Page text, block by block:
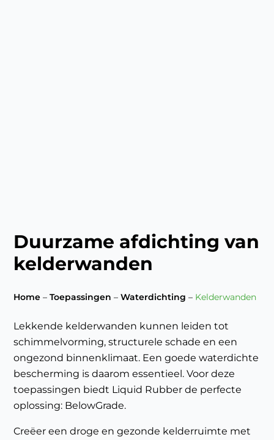
Duurzame afdichting van
kelderwanden
Home –Toepassingen –Waterdichting – Kelderwanden
Lekkende kelderwanden kunnen leiden tot
schimmelvorming, structurele schade en een
ongezond binnenklimaat. Een goede waterdichte
bescherming is daarom essentieel. Voor deze
toepassingen biedt Liquid Rubber de perfecte
oplossing: BelowGrade.
Creëer een droge en gezonde kelderruimte met